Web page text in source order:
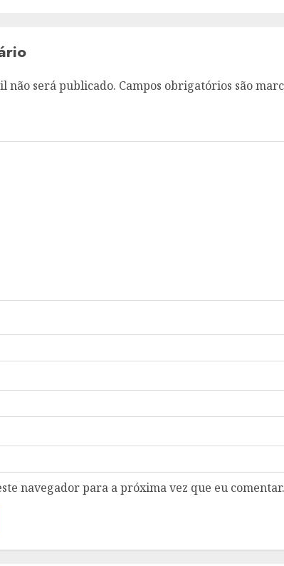
não será publicado. Campos obrigatórios são
navegador para a próxima vez que eu comentar.